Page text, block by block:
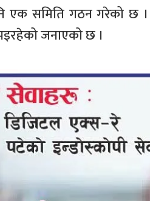
एक समिति गठन गरेको छ ।
जनाएको छ ।